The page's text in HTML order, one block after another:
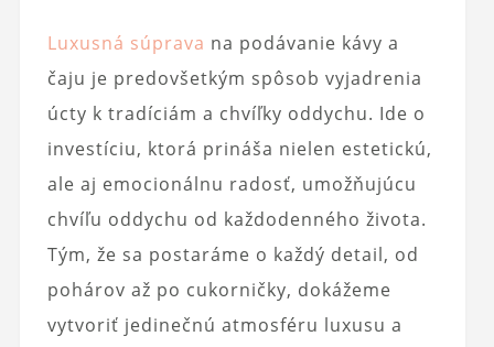
Luxusná súprava na podávanie kávy a
čaju je predovšetkým spôsob vyjadrenia
úcty k tradíciám a chvíľky oddychu. Ide o
investíciu, ktorá prináša nielen estetickú,
ale aj emocionálnu radosť, umožňujúcu
chvíľu oddychu od každodenného života.
Tým, že sa postaráme o každý detail, od
pohárov až po cukorničky, dokážeme
vytvoriť jedinečnú atmosféru luxusu a